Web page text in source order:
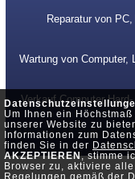
Um Ihnen ein
unserer Website zu
Informationen zum
finden Sie in der
AKZEPTIEREN, stimme
Browser zu, aktiviere
Regelungen gemäß der
Reparatur von
Wartung von Computer,
Verkauf Computer